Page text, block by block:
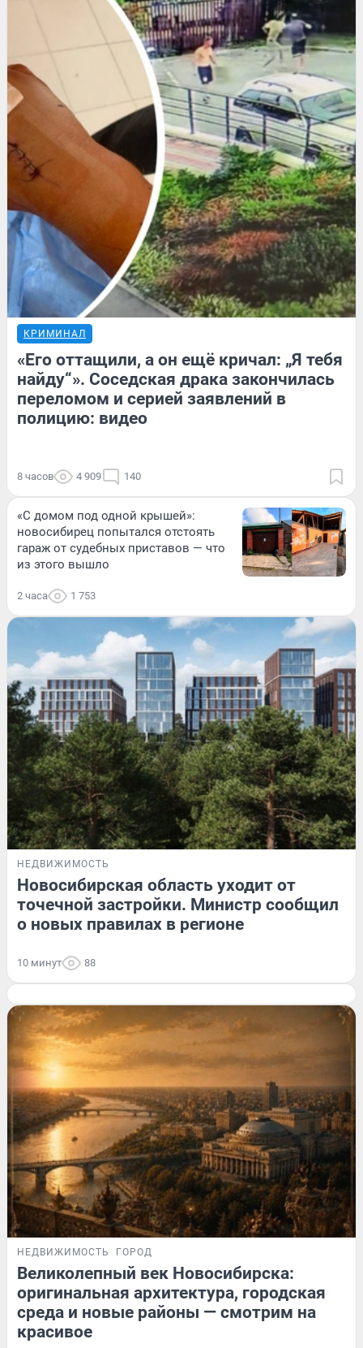
КРИМИНАЛ
«Его оттащили, а он ещё кричал: „Я тебя
найду“». Соседская драка закончилась
переломом и серией заявлений в
полицию: видео
8 часов 4 909 140
«С домом под одной крышей»:
новосибирец попытался отстоять
гараж от судебных приставов — что
из этого вышло
2 часа 1 753
НЕДВИЖИМОСТЬ
Новосибирская область уходит от
точечной застройки. Министр сообщил
о новых правилах в регионе
10 минут 88
НЕДВИЖИМОСТЬ ГОРОД
Великолепный век Новосибирска:
оригинальная архитектура, городская
среда и новые районы — смотрим на
красивое